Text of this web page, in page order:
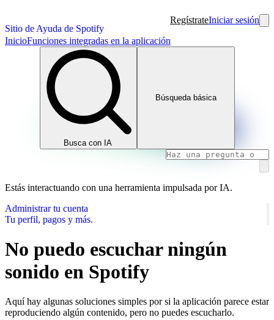
Sitio de Ayuda de Spotify
RegístrateIniciar sesión
InicioFunciones integradas en la aplicación
Busca con IA
Búsqueda básica
Estás interactuando con una herramienta impulsada por IA.
Administrar tu cuenta
Tu perfil, pagos y más.
No puedo escuchar ningún
sonido en Spotify
Aquí hay algunas soluciones simples por si la aplicación parece estar
reproduciendo algún contenido, pero no puedes escucharlo.